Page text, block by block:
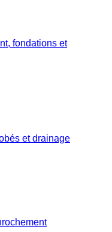
fondations et
et drainage